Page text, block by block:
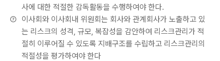
사에 대한 적절한 감독활동을 수행하여야 한다.
⑦
이사회와 이사회내 위원회는 회사와 관계회사가 노출하고 있
는 리스크의 성격, 규모, 복잡성을 감안하여 리스크관리가 적
절히 이루어질 수 있도록 지배구조를 수립하고 리스크관리의
적절성을 평가하여야 한다